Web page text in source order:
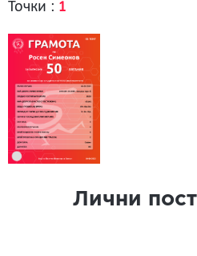
Точки : 1
Лични